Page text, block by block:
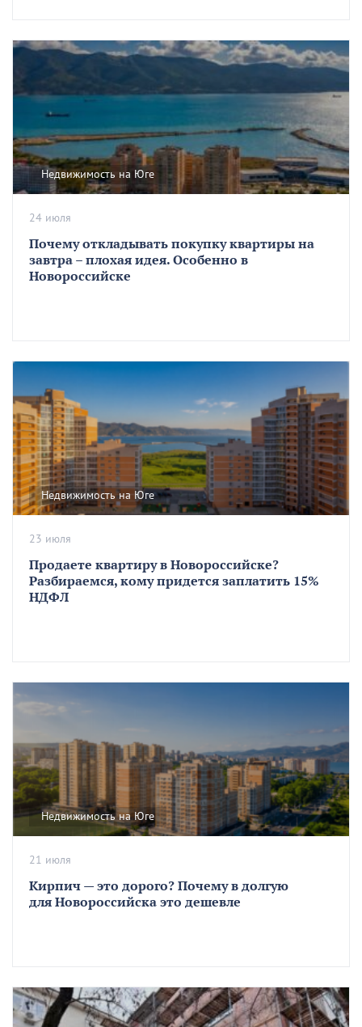
Недвижимость на Юге
Почему откладывать покупку квартиры на
завтра – плохая идея. Особенно в
Новороссийске
24 июля
Недвижимость на Юге
Продаете квартиру в Новороссийске?
Разбираемся, кому придется заплатить 15%
НДФЛ
23 июля
Недвижимость на Юге
Кирпич — это дорого? Почему в долгую
для Новороссийска это дешевле
21 июля